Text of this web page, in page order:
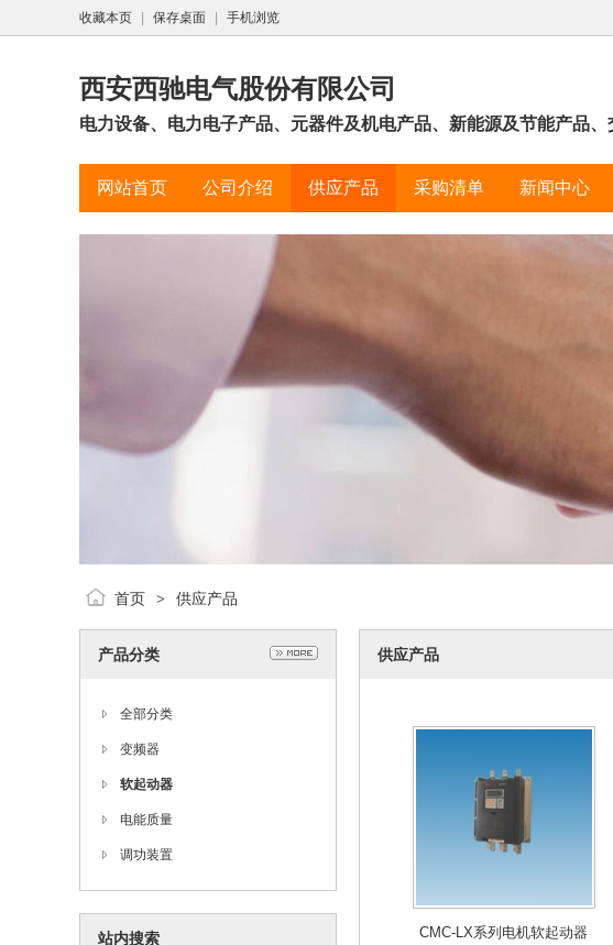
收藏本页 保存桌面 手机浏览
西安西驰电气股份有限公司
电力设备、电力电子产品、元器件及机电产品、新能源及节能产品
网站首页 公司介绍 供应产品 采购清单 新闻中心
首页 > 供应产品
产品分类
全部分类
变频器
软起动器
电能质量
调功装置
站内搜索
供应产品
CMC-LX系列电机软起动器